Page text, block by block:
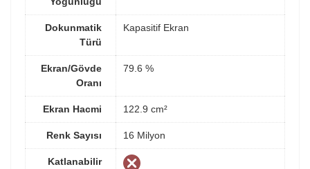
Dokunmatik
Türü
Kapasitif Ekran
Ekran/Gövde
Oranı
79.6 %
Ekran Hacmi 122.9 cm²
Renk Sayısı 16 Milyon
Katlanabilir